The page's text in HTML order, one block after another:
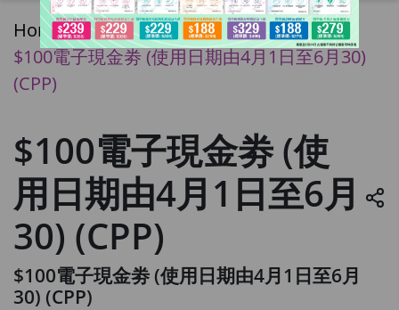
Home/
$100電子現金劵 (使用日期由4月1日至6月30)
(CPP)
$100電子現金劵 (使
用日期由4月1日至6月
30) (CPP)
$100電子現金劵 (使用日期由4月1日至6月
30) (CPP)